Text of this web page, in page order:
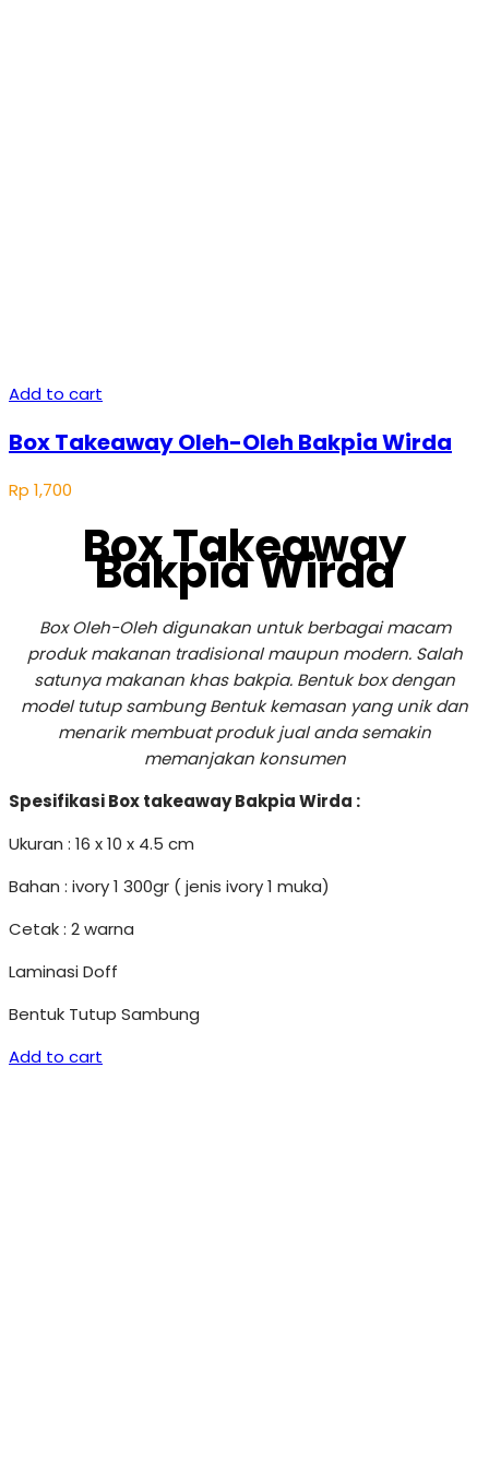
Add to cart
Box Takeaway Oleh-Oleh Bakpia Wirda
Rp 1,700
Box Takeaway
Bakpia Wirda
Box Oleh-Oleh digunakan untuk berbagai macam
produk makanan tradisional maupun modern. Salah
satunya makanan khas bakpia. Bentuk box dengan
model tutup sambung Bentuk kemasan yang unik dan
menarik membuat produk jual anda semakin
memanjakan konsumen
Spesifikasi Box takeaway Bakpia Wirda :
Ukuran : 16 x 10 x 4.5 cm
Bahan : ivory 1 300gr ( jenis ivory 1 muka)
Cetak : 2 warna
Laminasi Doff
Bentuk Tutup Sambung
Add to cart